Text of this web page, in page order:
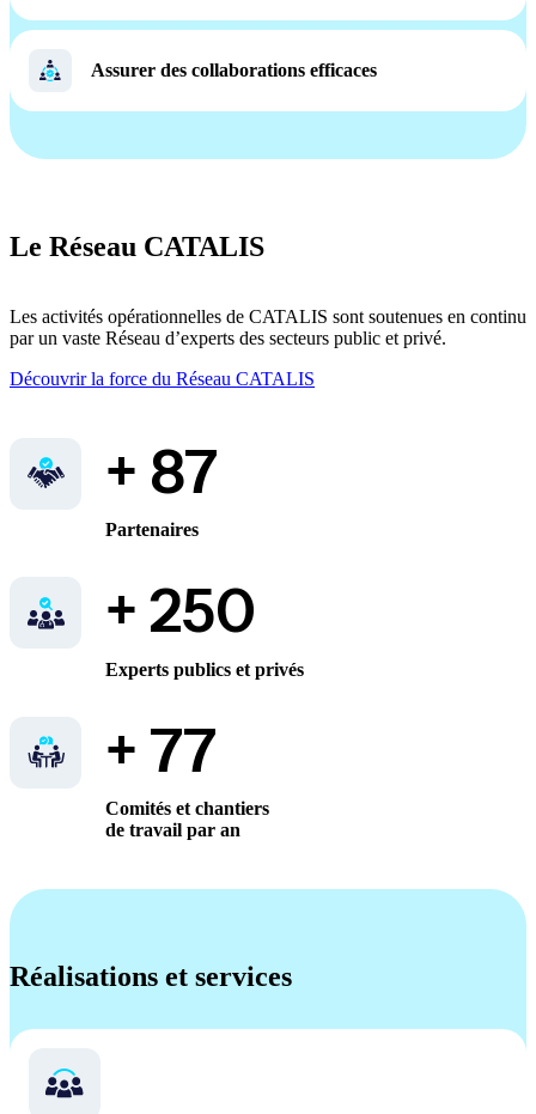
​Assurer des collaborations efficaces
Le Réseau CATALIS
Les activités opérationnelles de CATALIS sont soutenues en continu
par un vaste Réseau d’experts des secteurs public et privé.
Découvrir la force du Réseau CATALIS
+ 87
Partenaires
+ 250
Experts publics et privés
+ 77
Comités et chantiers
de travail par an
Réalisations et services